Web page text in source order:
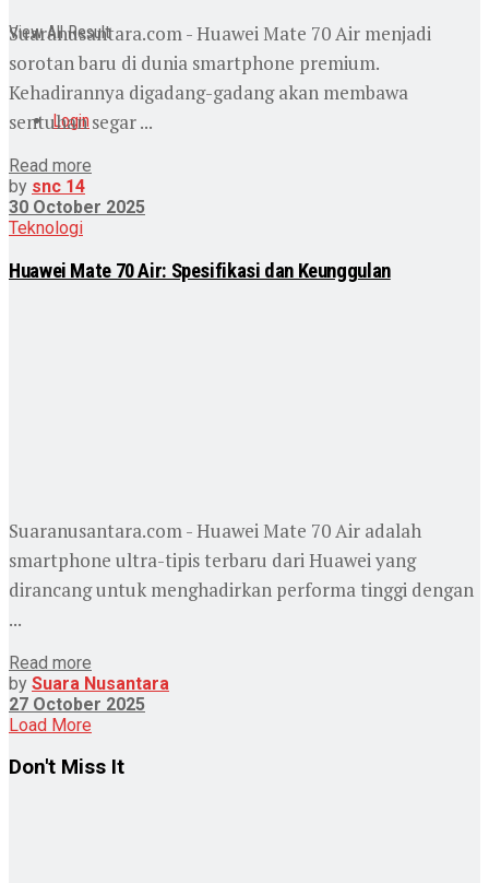
View All Result
Login
Suaranusantara.com - Huawei Mate 70 Air menjadi
sorotan baru di dunia smartphone premium.
Kehadirannya digadang-gadang akan membawa
sentuhan segar ...
Read more
by snc 14
30 October 2025
Teknologi
Huawei Mate 70 Air: Spesifikasi dan Keunggulan
Suaranusantara.com - Huawei Mate 70 Air adalah
smartphone ultra-tipis terbaru dari Huawei yang
dirancang untuk menghadirkan performa tinggi dengan
...
Read more
by Suara Nusantara
27 October 2025
Load More
Don't Miss It